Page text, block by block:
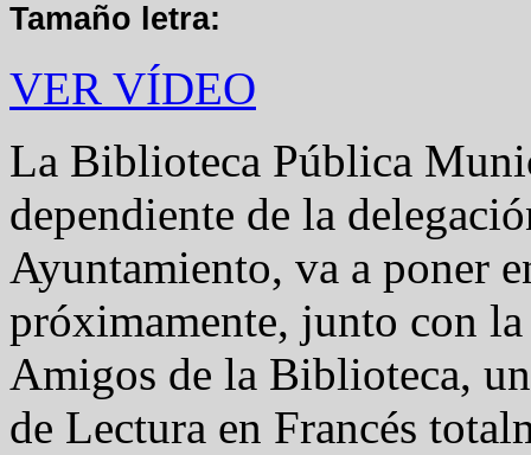
Tamaño letra:
VER VÍDEO
La Biblioteca Pública
dependiente de la
Ayuntamiento, va a poner
próximamente, junto con
Amigos de la Biblioteca,
de Lectura en Francés